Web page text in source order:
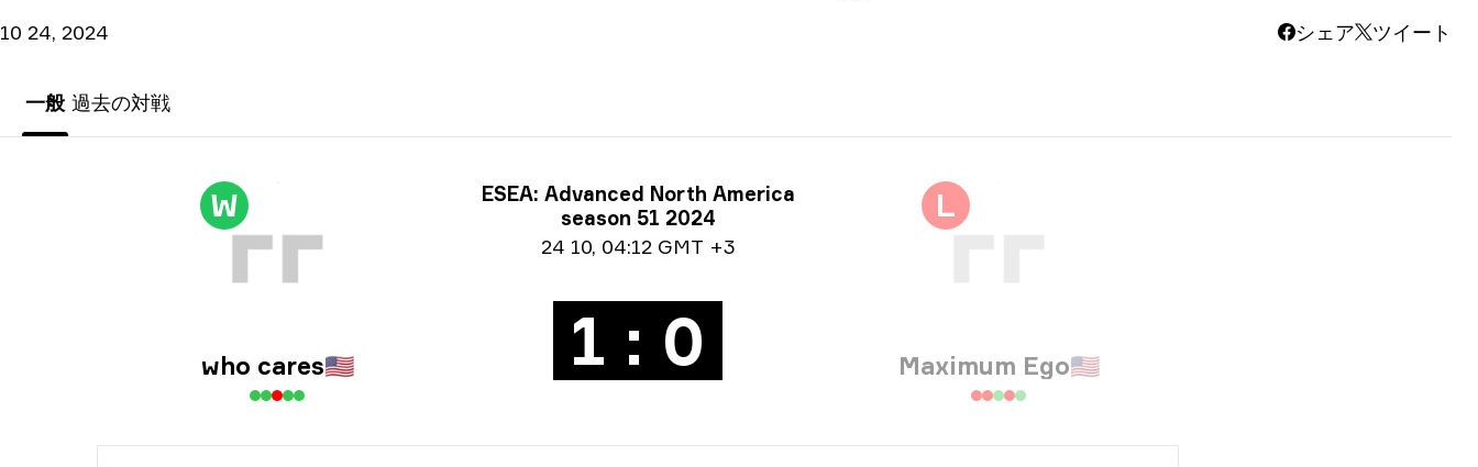
10 24, 2024 シェア ツイート
一般 過去の対戦
トーナメント情報
ESEA: Advanced North America
season 51 2024
24 10, 04:12 GMT +3
W
who cares🇺🇸 1 : 0
L
Maximum Ego🇺🇸